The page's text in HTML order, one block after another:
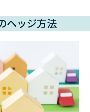
ヘッジ方法